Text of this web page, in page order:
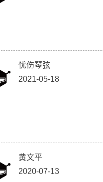
忧伤琴弦
2021-05-18
黄文平
2020-07-13